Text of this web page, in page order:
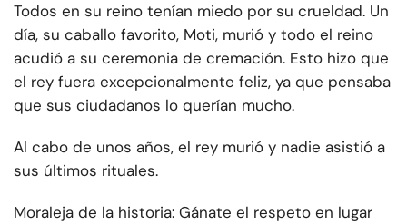
Todos en su reino tenían miedo por su crueldad. Un
día, su caballo favorito, Moti, murió y todo el reino
acudió a su ceremonia de cremación. Esto hizo que
el rey fuera excepcionalmente feliz, ya que pensaba
que sus ciudadanos lo querían mucho.
Al cabo de unos años, el rey murió y nadie asistió a
sus últimos rituales.
Moraleja de la historia: Gánate el respeto en lugar